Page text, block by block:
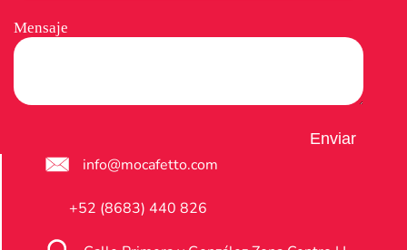
Mensaje
info@mocafetto.com
+52 (8683) 440 826